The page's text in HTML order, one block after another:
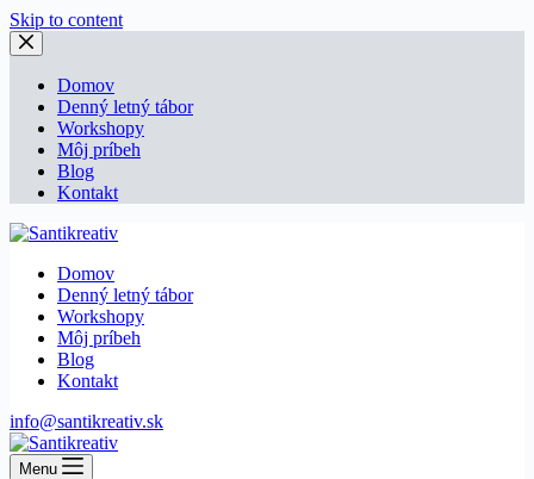
Skip to content
Domov
Denný letný tábor
Workshopy
Môj príbeh
Blog
Kontakt
Domov
Denný letný tábor
Workshopy
Môj príbeh
Blog
Kontakt
info@santikreativ.sk
Menu